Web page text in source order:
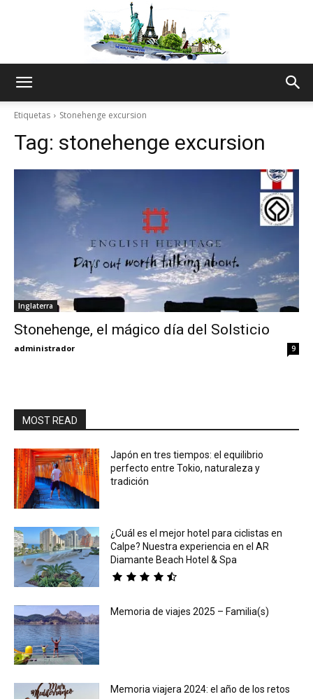
Thru
My
Etiquetas Stonehenge excursion
Tag: stonehenge excursion
Inglaterra
Stonehenge, el mágico día del Solsticio
administrador 9
MOST READ
Japón en tres tiempos: el equilibrio
perfecto entre Tokio, naturaleza y
tradición
¿Cuál es el mejor hotel para ciclistas en
Calpe? Nuestra experiencia en el AR
Diamante Beach Hotel & Spa
Memoria de viajes 2025 – Familia(s)
Memoria viajera 2024: el año de los retos